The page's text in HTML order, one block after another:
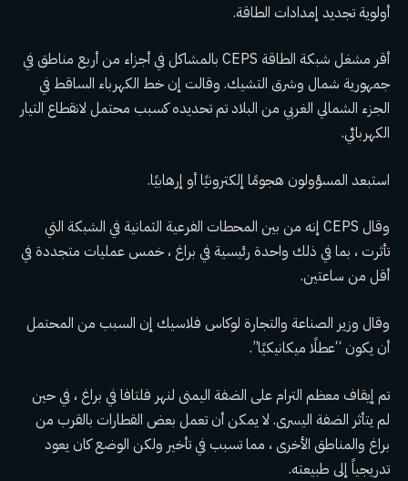
أولوية تجديد إمدادات الطاقة.
أقر مشغل شبكة الطاقة CEPS بالمشاكل في أجزاء من أربع مناطق في
جمهورية شمال وشرق التشيك. وقالت إن خط الكهرباء الساقط في
الجزء الشمالي الغربي من البلاد تم تحديده كسبب محتمل لانقطاع التيار
الكهربائي.
استبعد المسؤولون هجومًا إلكترونيًا أو إرهابيًا.
وقال CEPS إنه من بين المحطات الفرعية الثمانية في الشبكة التي
تأثرت ، بما في ذلك واحدة رئيسية في براغ ، خمس عمليات متجددة في
أقل من ساعتين.
وقال وزير الصناعة والتجارة لوكاس فلاسيك إن السبب من المحتمل
أن يكون “عطلًا ميكانيكيًا”.
تم إيقاف معظم الترام على الضفة اليمنى لنهر فلتافا في براغ ، في حين
لم يتأثر الضفة اليسرى. لا يمكن أن تعمل بعض القطارات بالقرب من
براغ والمناطق الأخرى ، مما تسبب في تأخير ولكن الوضع كان يعود
تدريجياً إلى طبيعته.